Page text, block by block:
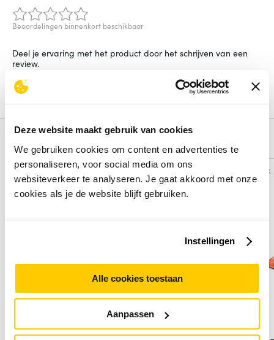
Deze website maakt gebruik van cookies
We gebruiken cookies om content en advertenties te
personaliseren, voor social media om ons
websiteverkeer te analyseren. Je gaat akkoord met onze
cookies als je de website blijft gebruiken.
Instellingen
Alle cookies toestaan
Aanpassen
Beoordelingen binnenkort beschikbaar
Deel je ervaring met het product door het schrijven van een
review.
Schrijf een review
Alternatieven
Vergelijk Vergelijk